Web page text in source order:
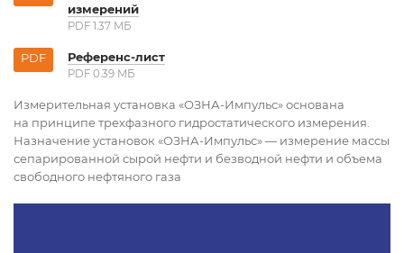
измерений
PDF 1.37 MБ
PDF Референс-лист
PDF 0.39 MБ
Измерительная установка «ОЗНА-Импульс» основана
на принципе трехфазного гидростатического измерения.
Назначение установок «ОЗНА-Импульс» — измерение массы
сепарированной сырой нефти и безводной нефти и объема
свободного нефтяного газа